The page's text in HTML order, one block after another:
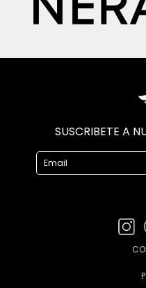
SUSCRIBETE A